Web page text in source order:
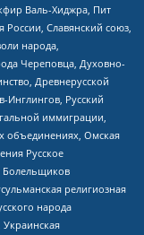
Валь-Хиджра, Пит
России, Славянский союз,
народа,
Череповца, Духовно-
Древнерусской
Инглингов, Русский
иммиграции,
объединениях, Омская
Русское
Болельщиков
религиозная
народа